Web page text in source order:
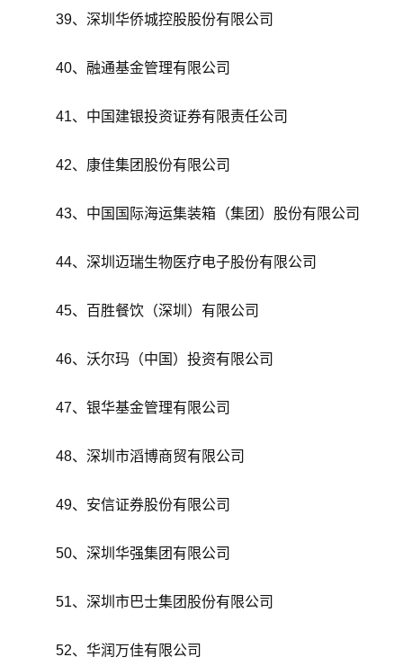
39、深圳华侨城控股股份有限公司
40、融通基金管理有限公司
41、中国建银投资证券有限责任公司
42、康佳集团股份有限公司
43、中国国际海运集装箱（集团）股份有限公司
44、深圳迈瑞生物医疗电子股份有限公司
45、百胜餐饮（深圳）有限公司
46、沃尔玛（中国）投资有限公司
47、银华基金管理有限公司
48、深圳市滔博商贸有限公司
49、安信证券股份有限公司
50、深圳华强集团有限公司
51、深圳市巴士集团股份有限公司
52、华润万佳有限公司